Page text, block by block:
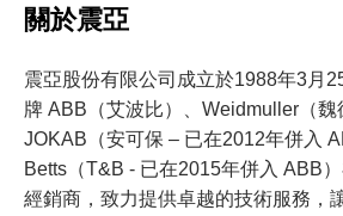
關於震亞
震亞股份有限公司成立於1988年3月
牌 ABB（艾波比）、Weidmuller（魏
JOKAB（安可保 – 已在2012年併入
Betts（T&B - 已在2015年併入 ABB
經銷商，致力提供卓越的技術服務，